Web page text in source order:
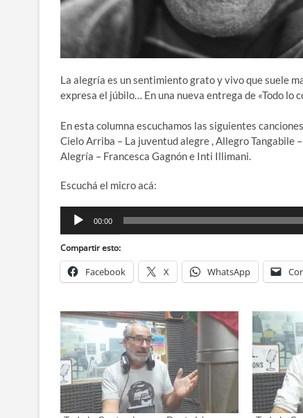
La alegría es un sentimiento grato y vivo que suele
expresa el júbilo… En una nueva entrega de «Todo lo
En esta columna escuchamos las siguientes
Cielo Arriba – La juventud alegre , Allegro Tangabile
Alegría – Francesca Gagnón e Inti Illimani.
Escuchá el micro acá:
Reproductor
audio
00:00
Compartir esto:
Facebook X WhatsApp